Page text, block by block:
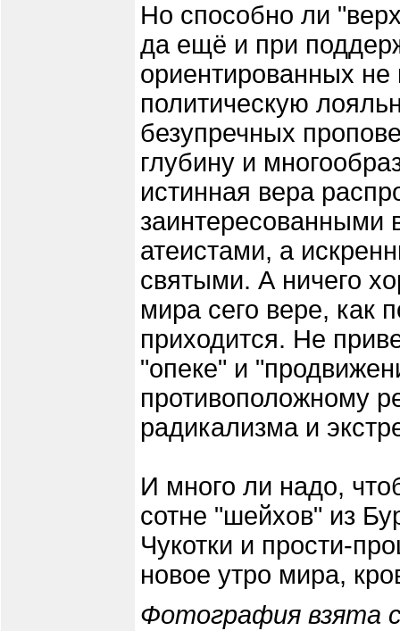
Но способно ли
да ещё и при
ориентированных не
политическую
безупречных
глубину и
истинная вера
заинтересованными
атеистами, а
святыми. А ничего
мира сего вере, как
приходится. Не
"опеке" и
противоположному
радикализма и
И много ли надо,
сотне "шейхов" из
Чукотки и прости-
новое утро мира,
Фотография взята